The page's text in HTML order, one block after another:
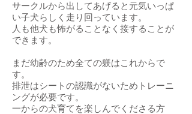
サークルから出してあげると元気いっぱ
い子犬らしく走り回っています。
人も他犬も怖がることなく接することが
できます。
まだ幼齢のため全ての躾はこれからで
す。
排泄はシートの認識がないためトレーニ
ングが必要です。
一からの犬育てを楽しんでくださる方